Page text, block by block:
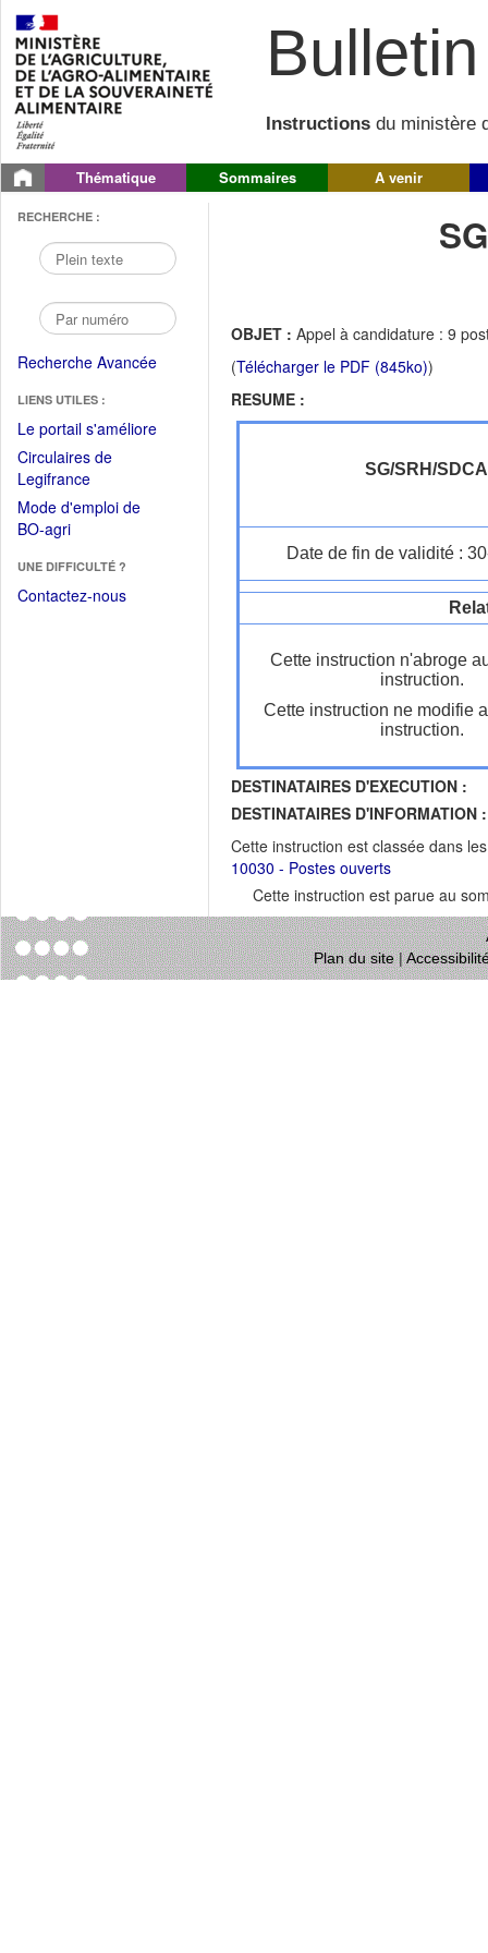
Instructions du ministère
Thématique Sommaires A venir
RECHERCHE :
Recherche Avancée
LIENS UTILES :
Le portail s'améliore(Fichier
Circulaires de
Legifrance(Ouvrir
dans
une
fenêtre)
Mode d'emploi de
BO-agri(Ouvrir
une
nouvelle
UNE DIFFICULTÉ ?
Contactez-nous
OBJET : Appel à candidature : 9
(Télécharger le PDF (845ko))
RESUME :
SG/SRH/
Date de fin de validité :
Cette instruction n'abroge
instruction.
Cette instruction ne modifie
instruction.
DESTINATAIRES D'EXECUTION :
DESTINATAIRES D'INFORMATION :
Cette instruction est classée dans
10030 - Postes ouverts
Cette instruction est parue au
Plan du site|